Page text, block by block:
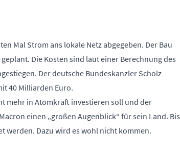
Mal Strom ans lokale Netz abgegeben. Der Bau
Die Kosten sind laut einer Berechnung des
Der deutsche Bundeskanzler Scholz
40 Milliarden Euro.
mehr in Atomkraft investieren soll und der
einen „großen Augenblick“ für sein Land. Bis
werden. Dazu wird es wohl nicht kommen.